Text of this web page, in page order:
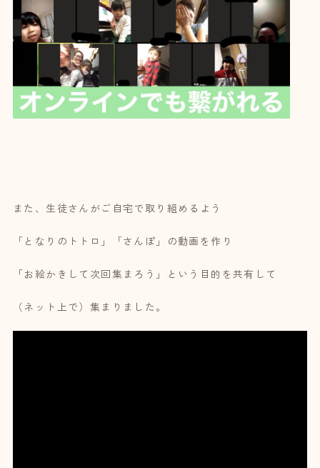
また、生徒さんがご自宅で取り組めるよう
「となりのトトロ」「さんぽ」の動画を作り
「お絵かきして次回集まろう」という目的を共有して
（ネット上で）集まりました。